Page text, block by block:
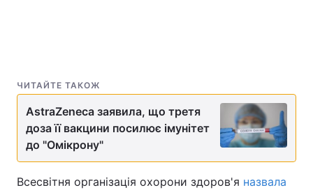
ЧИТАЙТЕ ТАКОЖ
AstraZeneca заявила, що третя
доза її вакцини посилює імунітет
до "Омікрону"
Всесвітня організація охорони здоров'я назвала